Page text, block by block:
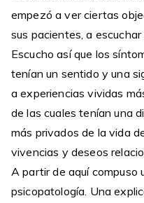
empezó a ver ciertas
sus pacientes, a
Escucho así que los
tenían un sentido y una
a experiencias vividas
de las cuales tenían una
más privados de la vida
vivencias y deseos
A partir de aquí compuso
psicopatología. Una